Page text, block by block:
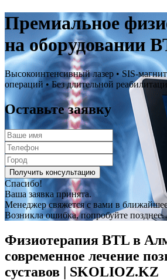
Премиальное
на оборудовании
Высокоинтенсивный лазер • SIS-
операций • Без длительной
Оставьте заявку
Спасибо!
Ваша заявка принята.
Менеджер свяжется с вами в
Возникла ошибка, попробуйте позднее.
Физиотерапия BTL в
современное лечение
суставов | SKOLIOZ.KZ